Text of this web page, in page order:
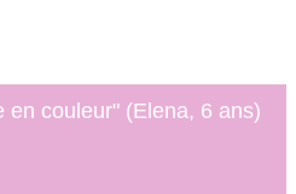
en couleur" (Elena, 6 ans)